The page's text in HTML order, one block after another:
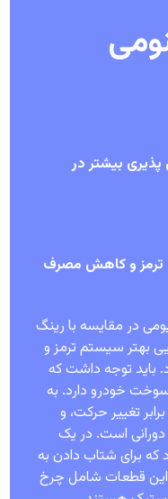
پذیری بیشتر در
ترمز و کاهش مصرف
در مقایسه با رینگ
بهتر سیستم ترمز و
توجه داشت که
خودرو دارد. به
تغییر حرکت، و
دورانی است. در یک
که برای شتاب دادن به
این قطعات شامل چرخ